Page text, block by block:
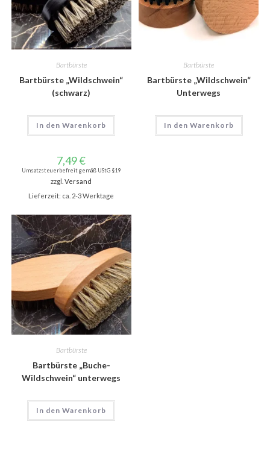
Bartbürste
Bartbürste „Wildschwein“
(schwarz)
In den Warenkorb
Bartbürste
Bartbürste „Wildschwein“
Unterwegs
In den Warenkorb
7,49€
Umsatzsteuerbefreit gemäß UStG §19
zzgl.Versand
Lieferzeit: ca. 2-3 Werktage
Bartbürste
Bartbürste „Buche-
Wildschwein“ unterwegs
In den Warenkorb